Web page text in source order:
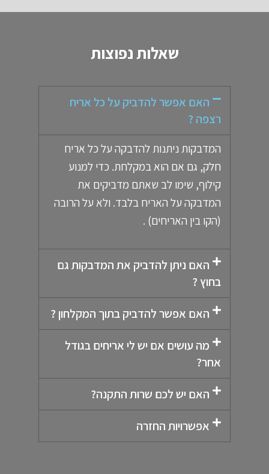
שאלות נפוצות
האם אפשר להדביק על כל אריח
רצפה ?
המדבקות ניתנות להדבקה על כל אריח
חלק, גם אם הוא במקלחת. כדי למנוע
קילוף, שימו לב שאתם מדביקים את
המדבקה על האריח בלבד. ולא על הרובה
(הקו בין האריחים) .
האם ניתן להדביק את המדבקות גם
בחוץ ?
האם אפשר להדביק בתוך המקלחון ?
מה עושים אם יש לי אריחים בגודל
אחר?
האם יש לכם שרות התקנה?
אפשרויות החזרה